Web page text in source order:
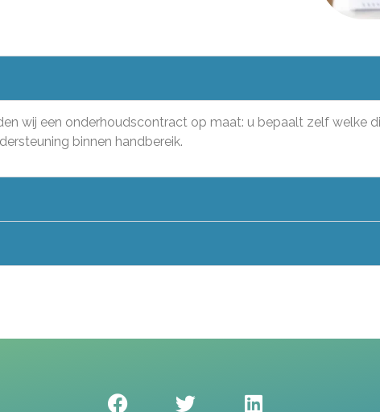
wij een onderhoudscontract op maat: u bepaalt zelf welke
binnen handbereik.